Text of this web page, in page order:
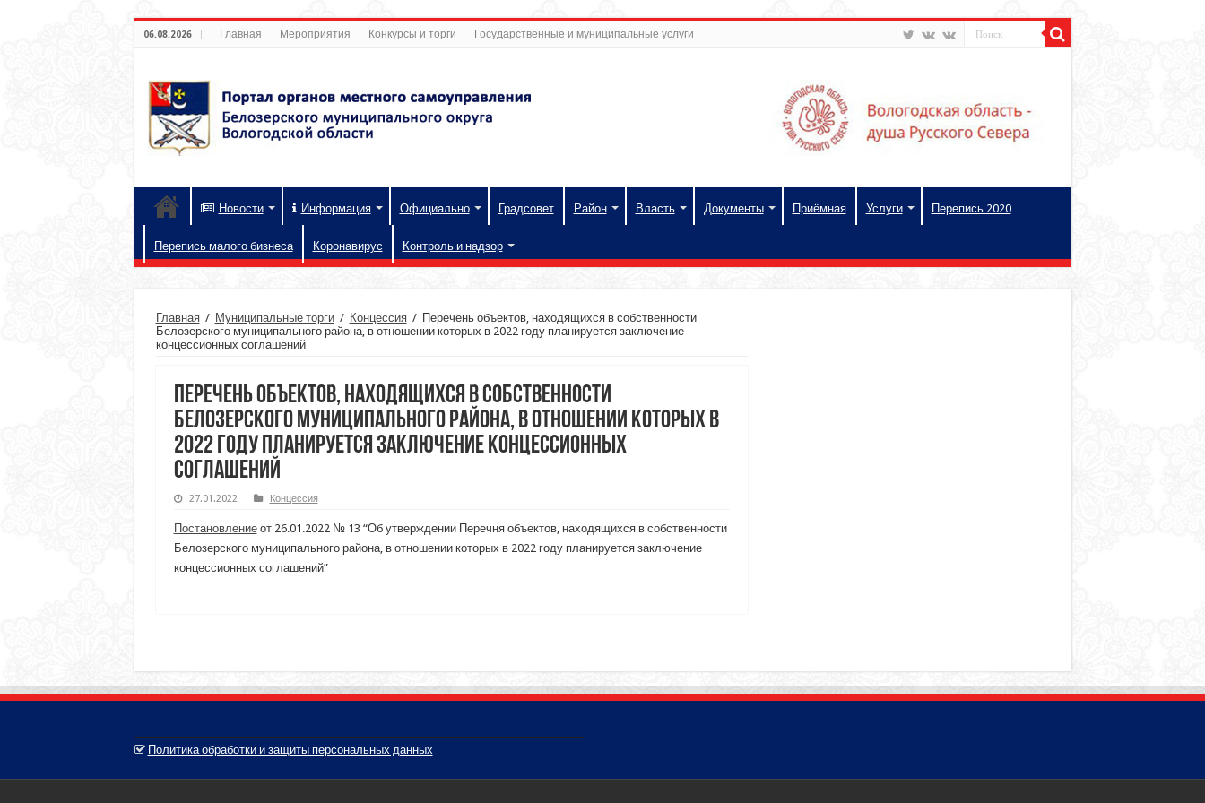
06.08.2026 Главная Мероприятия Конкурсы и торги Государственные и муниципальные услуги
Новости Информация Официально Градсовет Район Власть Документы Приёмная Услуги Перепись 2020
Перепись малого бизнеса Коронавирус Контроль и надзор
Главная / Муниципальные торги / Концессия / Перечень объектов, находящихся в собственности
Белозерского муниципального района, в отношении которых в 2022 году планируется заключение
концессионных соглашений
Перечень объектов, находящихся в собственности
Белозерского муниципального района, в отношении которых в
2022 году планируется заключение концессионных
соглашений
27.01.2022 Концессия
Постановлениеот 26.01.2022 № 13 “Об утверждении Перечня объектов, находящихся в собственности
Белозерского муниципального района, в отношении которых в 2022 году планируется заключение
концессионных соглашений”
Политика обработки и защиты персональных данных